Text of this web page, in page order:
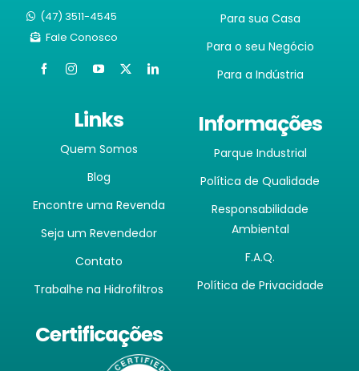
(47) 3511-4545
Fale Conosco
Para sua Casa
Para o seu Negócio
Para a Indústria
Links
Quem Somos
Blog
Encontre uma Revenda
Seja um Revendedor
Contato
Trabalhe na Hidrofiltros
Informações
Parque Industrial
Política de Qualidade
Responsabilidade
Ambiental
F.A.Q.
Política de Privacidade
Certificações